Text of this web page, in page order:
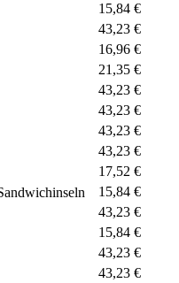
15,84 €
43,23 €
16,96 €
21,35 €
43,23 €
43,23 €
43,23 €
43,23 €
17,52 €
15,84 €
43,23 €
15,84 €
43,23 €
43,23 €